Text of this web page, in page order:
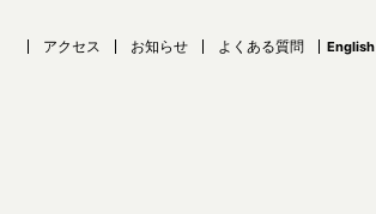
アクセス お知らせ よくある質問 English